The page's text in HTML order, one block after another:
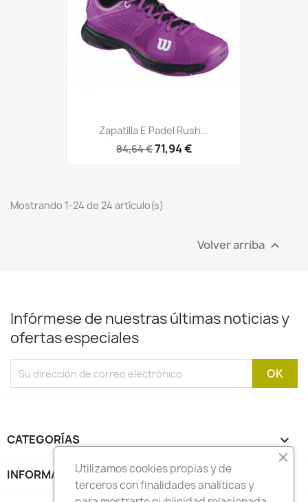
Zapatilla E Padel Rush...
84,64 €71,94 €
Mostrando 1-24 de 24 artículo(s)
Volver arriba 
Infórmese de nuestras últimas noticias y
ofertas especiales
CATEGORÍAS 
INFORMACIÓNUtilizamos cookies propias y de
terceros con finalidades analíticas y